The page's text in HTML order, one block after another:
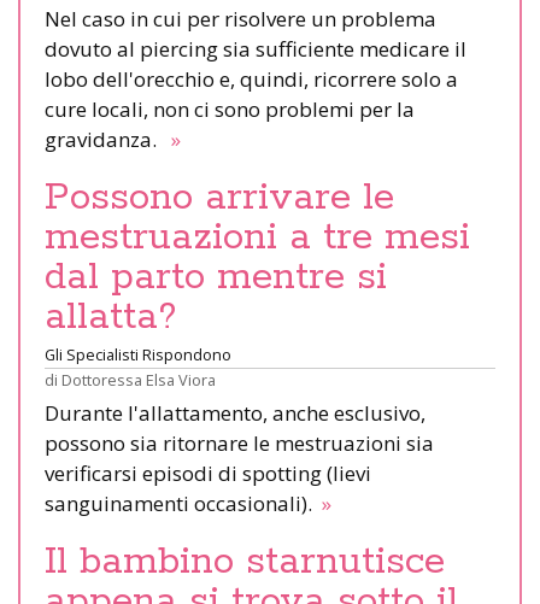
Nel caso in cui per risolvere un problema
dovuto al piercing sia sufficiente medicare il
lobo dell'orecchio e, quindi, ricorrere solo a
cure locali, non ci sono problemi per la
gravidanza. »
Possono arrivare le
mestruazioni a tre mesi
dal parto mentre si
allatta?
Gli Specialisti Rispondono
di Dottoressa Elsa Viora
Durante l'allattamento, anche esclusivo,
possono sia ritornare le mestruazioni sia
verificarsi episodi di spotting (lievi
sanguinamenti occasionali). »
Il bambino starnutisce